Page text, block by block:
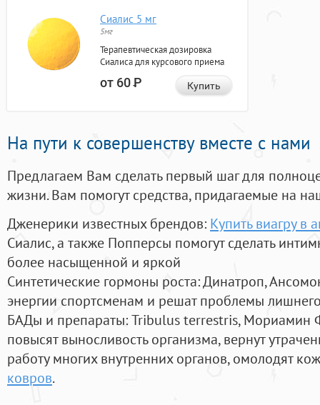
Сиалис 5 мг
5мг
Терапевтическая дозировка
Сиалиса для курсового приема
от 60Р Купить
На пути к совершенству вместе с нами
Предлагаем Вам сделать первый шаг для
жизни. Вам помогут средства, придагаемые на
Дженерики известных брендов: Купить виагру в
Сиалис, а также Попперсы помогут сделать
более насыщенной и яркой
Синтетические гормоны роста: Динатроп,
энергии спортсменам и решат проблемы
БАДы и препараты:Tribulus terrestris, Мориамин
повысят выносливость организма, вернут
работу многих внутренних органов, омолодят
ковров.